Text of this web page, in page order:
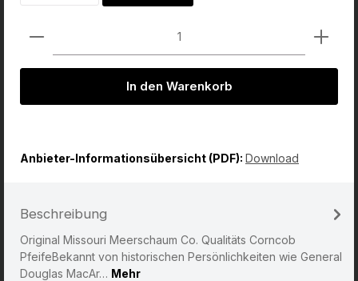
Produkt Anzahl: Gib den gewünschten Wert ein
In den Warenkorb
Anbieter-Informationsübersicht (PDF): Download
Beschreibung
Original Missouri Meerschaum Co. Qualitäts Corncob
PfeifeBekannt von historischen Persönlichkeiten wie General
Douglas MacAr… Mehr